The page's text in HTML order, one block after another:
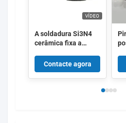
VÍDEO
A soldadura Si3N4
cerâmica fixa a
térmica perfeita para
a aplicação de alta
temperatura
Contacte agora